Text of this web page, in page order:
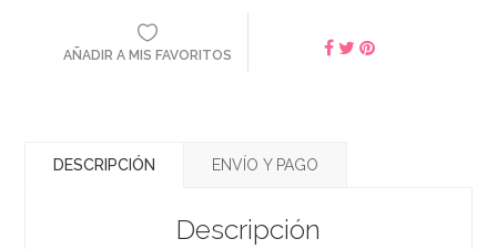
AÑADIR A MIS FAVORITOS
DESCRIPCIÓN ENVÍO Y PAGO
Descripción